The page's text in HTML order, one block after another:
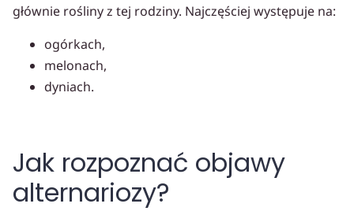
głównie rośliny z tej rodziny. Najczęściej występuje na:
ogórkach,
melonach,
dyniach.
Jak rozpoznać objawy
alternariozy?